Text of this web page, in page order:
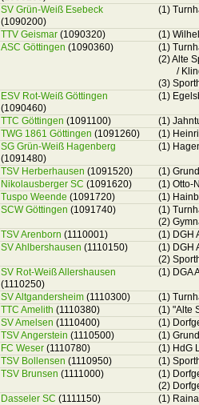
SV Grün-Weiß Esebeck
(1090200)
(1)
TTV Geismar (1090320)
(1)
ASC Göttingen (1090360)
(1)
(2) Alte
/
(3)
ESV Rot-Weiß Göttingen
(1090460)
(1)
TTC Göttingen (1091100)
(1)
TWG 1861 Göttingen (1091260)
(1)
SG Grün-Weiß Hagenberg
(1091480)
(1)
TSV Herberhausen (1091520)
(1)
Nikolausberger SC (1091620)
(1) Otto-
Tuspo Weende (1091720)
(1)
SCW Göttingen (1091740)
(1)
(2)
TSV Arenborn (1110001)
(1) DGH
SV Ahlbershausen (1110150)
(1) DGH
(2)
SV Rot-Weiß Allershausen
(1110250)
(1) DGA
SV Altgandersheim (1110300)
(1)
TTC Amelith (1110380)
(1) "Alte
SV Amelsen (1110400)
(1)
TSV Angerstein (1110500)
(1)
FC Weser (1110780)
(1) HdG
TSV Bollensen (1110950)
(1)
TSV Brunsen (1111000)
(1)
(2)
Dasseler SC (1111150)
(1)